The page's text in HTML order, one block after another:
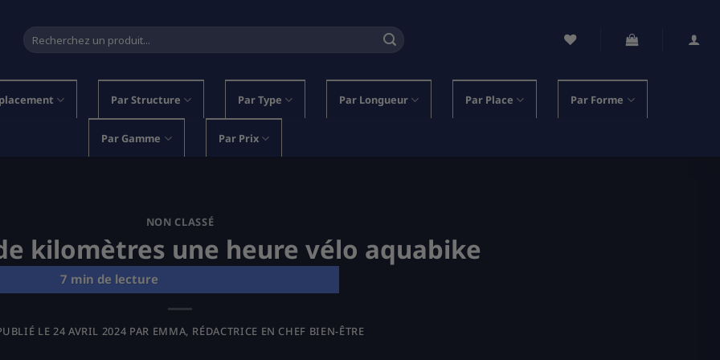
Recherche
pour :
Par Structure Par Type Par Longueur Par Place Par Forme
Par Gamme Par Prix
NON CLASSÉ
kilomètres une heure vélo aquabike
LE 24 AVRIL 2024 PAR EMMA, RÉDACTRICE EN CHEF BIEN-ÊTRE